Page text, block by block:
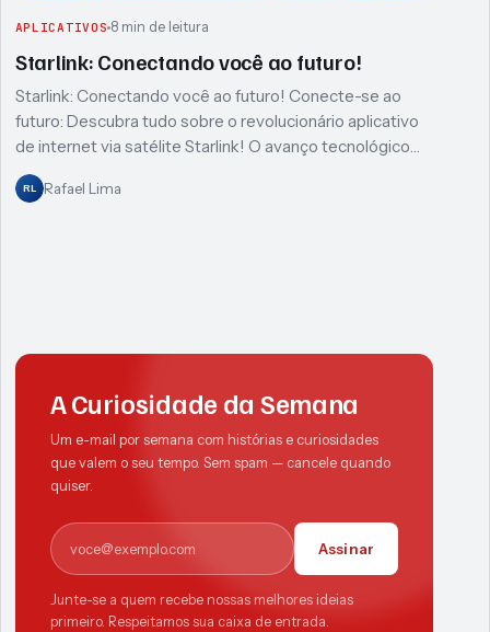
APLICATIVOS 8 min de leitura
Starlink: Conectando você ao futuro!
Starlink: Conectando você ao futuro! Conecte-se ao
futuro: Descubra tudo sobre o revolucionário aplicativo
de internet via satélite Starlink! O avanço tecnológico…
RL Rafael Lima
A Curiosidade da Semana
Um e-mail por semana com histórias e curiosidades
que valem o seu tempo. Sem spam — cancele quando
quiser.
E-mail
Assinar
Junte-se a quem recebe nossas melhores ideias
primeiro. Respeitamos sua caixa de entrada.